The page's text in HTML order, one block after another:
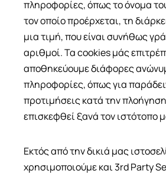
πληροφορίες, όπως το όνομα
τον οποίο προέρχεται, τη
μια τιμή, που είναι συνήθως
αριθμοί. Τα cookies μάς
αποθηκεύουμε διάφορες
πληροφορίες, όπως για
προτιμήσεις κατά την
επισκεφθεί ξανά τον ιστότοπο
Εκτός από την δικιά μας
χρησιμοποιούμε και 3rd Party